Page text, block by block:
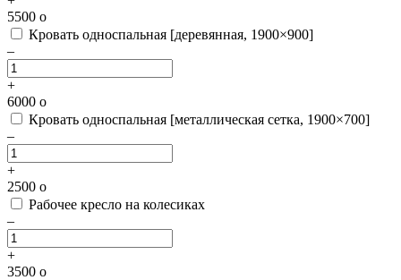
5500 o
Кровать односпальная [деревянная, 1900×900]
–
+
6000 o
Кровать односпальная [металлическая сетка, 1900×700]
–
+
2500 o
Рабочее кресло на колесиках
–
+
3500 o